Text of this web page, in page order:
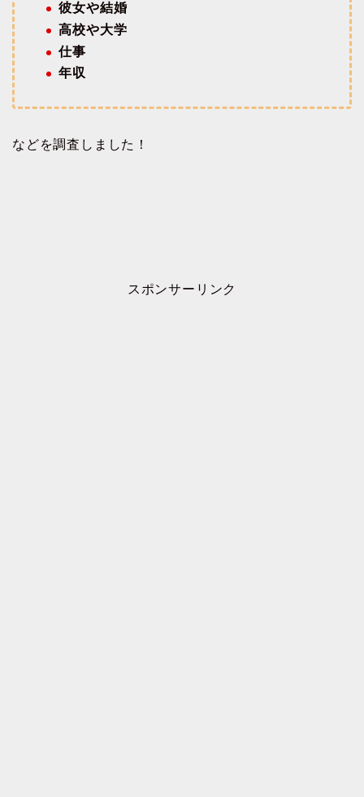
彼女や結婚
高校や大学
仕事
年収
などを調査しました！
スポンサーリンク